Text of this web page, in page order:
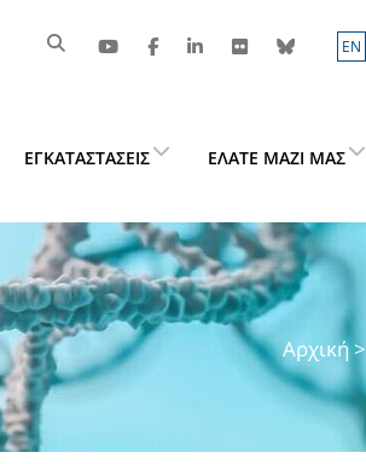
ΕN
ΕΓΚΑΤΑΣΤΆΣΕΙΣ ΕΛΆΤΕ ΜΑΖΊ ΜΑΣ
Αρχική>